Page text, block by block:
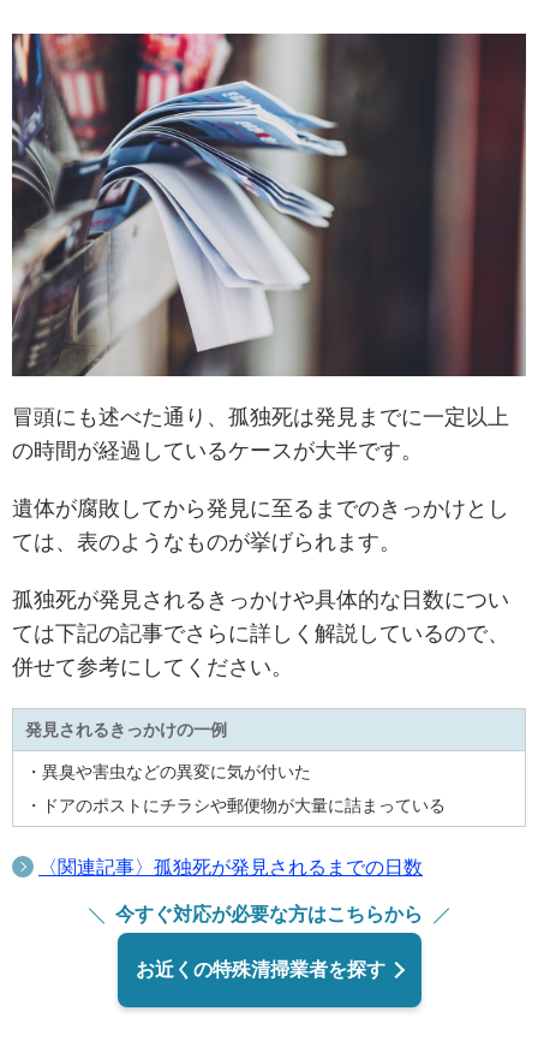
冒頭にも述べた通り、孤独死は発見までに一定以上
の時間が経過しているケースが大半です。
遺体が腐敗してから発見に至るまでのきっかけとし
ては、表のようなものが挙げられます。
孤独死が発見されるきっかけや具体的な日数につい
ては下記の記事でさらに詳しく解説しているので、
併せて参考にしてください。
発見されるきっかけの一例
・異臭や害虫などの異変に気が付いた
・ドアのポストにチラシや郵便物が大量に詰まっている
〈関連記事〉孤独死が発見されるまでの日数
今すぐ対応が必要な方はこちらから
お近くの特殊清掃業者を探す